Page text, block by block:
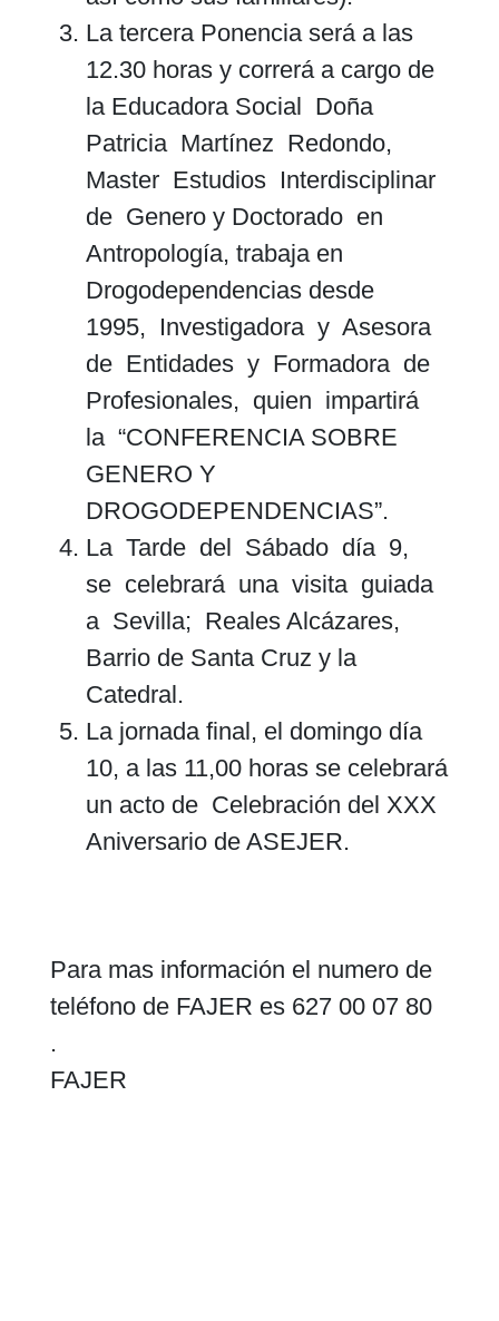
La tercera Ponencia será a las
12.30 horas y correrá a cargo de
la Educadora Social Doña
Patricia Martínez Redondo,
Master Estudios Interdisciplinar
de Genero y Doctorado en
Antropología, trabaja en
Drogodependencias desde
1995, Investigadora y Asesora
de Entidades y Formadora de
Profesionales, quien impartirá
la “CONFERENCIA SOBRE
GENERO Y
DROGODEPENDENCIAS”.
La Tarde del Sábado día 9,
se celebrará una visita guiada
a Sevilla; Reales Alcázares,
Barrio de Santa Cruz y la
Catedral.
La jornada final, el domingo día
10, a las 11,00 horas se celebrará
un acto de Celebración del XXX
Aniversario de ASEJER.
Para mas información el numero de
teléfono de FAJER es 627 00 07 80
.
FAJER